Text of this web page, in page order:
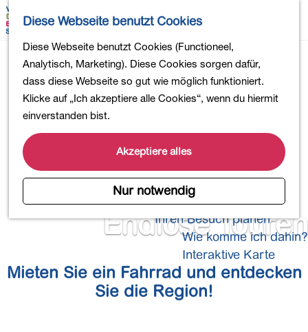
Diese Webseite benutzt Cookies
Diese Webseite benutzt Cookies (Functioneel,
Analytisch, Marketing). Diese Cookies sorgen dafür,
dass diese Webseite so gut wie möglich funktioniert.
Klicke auf „Ich akzeptiere alle Cookies“, wenn du hiermit
einverstanden bist.
Akzeptiere alles
Nur notwendig
m
K
r
t
e
S
c
h
e
n
e
n
ü
Einkaufen
Essen und Trinken
Kinderaktivitäten
In die Natur
Polder und Seen
Museen und mehr
Aktiv und gesund
4-Tage-Wanderung
Übernachtungen
Ihren Besuch planen
Wie komme ich dahin?
Interaktive Karte
Endlose Touren
Mieten Sie ein Fahrrad und entdecken
Sie die Region!